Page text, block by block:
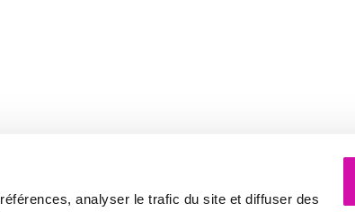
analyser le trafic du site et diffuser des